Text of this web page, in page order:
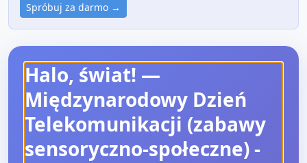
Spróbuj za darmo →
Halo, świat! —
Międzynarodowy Dzień
Telekomunikacji (zabawy
sensoryczno-społeczne) -